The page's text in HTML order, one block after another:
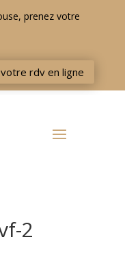
prenez votre
rdv en ligne
2